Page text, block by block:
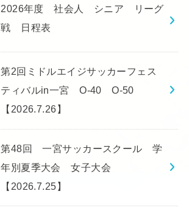
2026年度 社会人 シニア リーグ
戦 日程表
第2回ミドルエイジサッカーフェス
ティバルin一宮 O-40 O-50
【2026.7.26】
第48回 一宮サッカースクール 学
年別夏季大会 女子大会
【2026.7.25】